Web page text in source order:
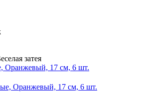
Оранжевый, 17 см, 6 шт.